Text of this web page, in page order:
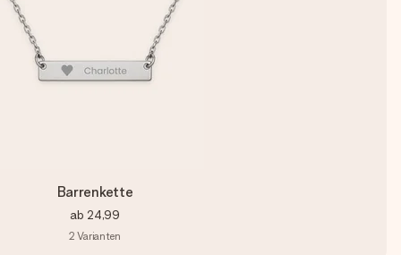
Barrenkette
ab 24,99
2 Varianten